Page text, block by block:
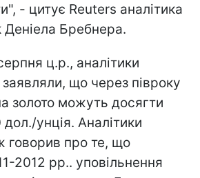
- цитує Reuters аналітика
Бребнера.
ц.р., аналітики
що через півроку
золото можуть досягти
унція. Аналітики
говорив про те, що
2012 рр.. уповільнення